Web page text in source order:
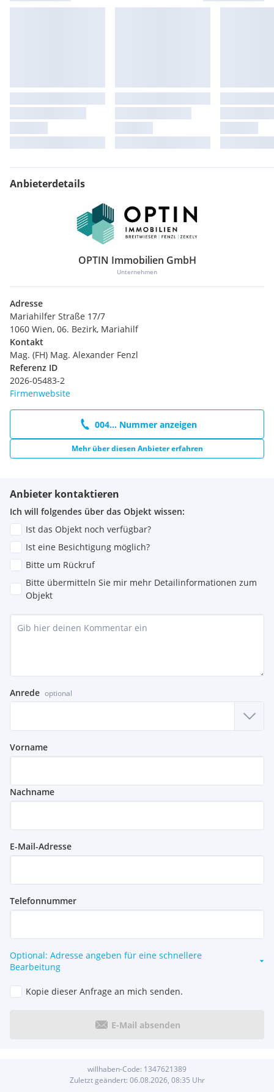
Anbieterdetails
OPTIN Immobilien GmbH
Unternehmen
Adresse
Mariahilfer Straße 17/7
1060 Wien, 06. Bezirk, Mariahilf
Kontakt
Mag. (FH) Mag. Alexander Fenzl
Referenz ID
2026-05483-2
Firmenwebsite
004... Nummer anzeigen
Mehr über diesen Anbieter erfahren
Anbieter kontaktieren
Ich will folgendes über das Objekt wissen:
Ist das Objekt noch verfügbar?
Ist eine Besichtigung möglich?
Bitte um Rückruf
Bitte übermitteln Sie mir mehr Detailinformationen zum
Objekt
Anrede optional
Vorname
Nachname
E-Mail-Adresse
Telefonnummer
Optional: Adresse angeben für eine schnellere
Bearbeitung
Kopie dieser Anfrage an mich senden.
E-Mail absenden
willhaben-Code: 1347621389
Zuletzt geändert: 06.08.2026, 08:35 Uhr